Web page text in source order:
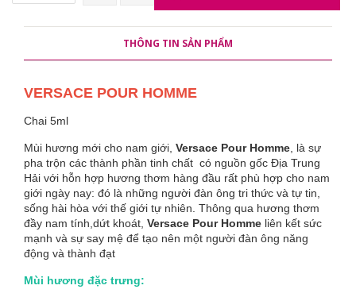
THÔNG TIN SẢN PHẨM
VERSACE POUR HOMME
Chai 5ml
Mùi hương mới cho nam giới, Versace Pour Homme , là sự
pha trộn các thành phần tinh chất có nguồn gốc Địa Trung
Hải với hỗn hợp hương thơm hàng đầu rất phù hợp cho nam
giới ngày nay: đó là những người đàn ông tri thức và tự tin,
sống hài hòa với thế giới tự nhiên. Thông qua hương thơm
đầy nam tính,dứt khoát, Versace Pour Homme liên kết sức
mạnh và sự say mệ để tạo nên một người đàn ông năng
động và thành đạt
Mùi hương đặc trưng: